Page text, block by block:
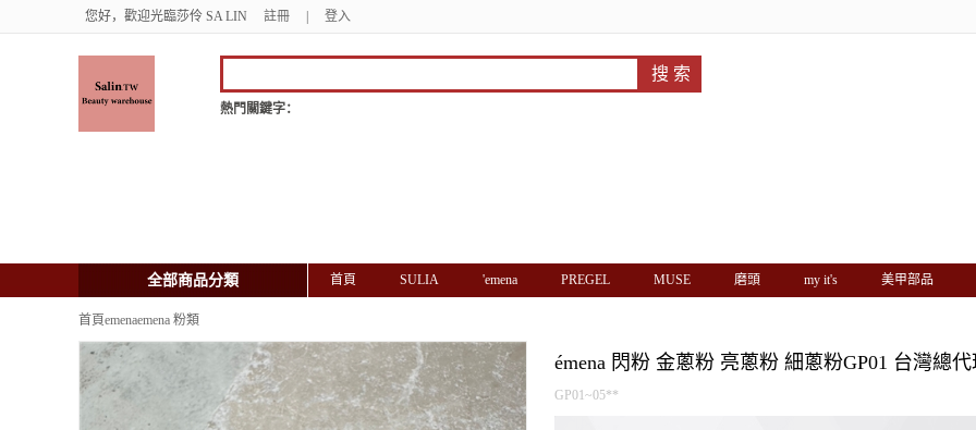
您好，歡迎光臨莎伶 SA LIN 註冊 登入
熱門關鍵字：
全部商品分類 首頁 SULIA 'emena PREGEL MUSE 磨頭 my it's 美甲部品
首頁emenaemena 粉類
émena 閃粉 金蔥粉 亮蔥粉 細蔥粉GP01 台灣總
GP01~05**